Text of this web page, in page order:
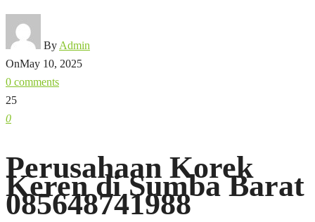
By Admin
OnMay 10, 2025
0 comments
25
0
Perusahaan Korek
Keren di Sumba Barat
085648741988